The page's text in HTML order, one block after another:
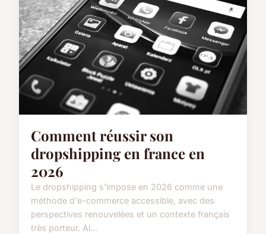
Comment réussir son
dropshipping en france en
2026
Le dropshipping s'impose en 2026 comme une
méthode d'e-commerce accessible, avec des
perspectives renouvelées et un contexte français
très porteur. Al...